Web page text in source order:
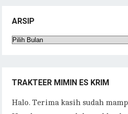
ARSIP
Arsip
TRAKTEER MIMIN ES KRIM
Halo. Terima kasih sudah